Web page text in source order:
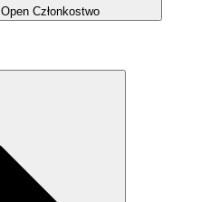
Open Członkostwo